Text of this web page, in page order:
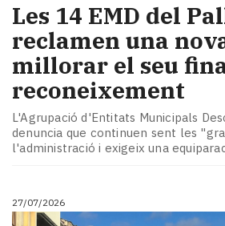
​Les 14 EMD del
reclamen una
millorar el seu
reconeixement
L'Agrupació d'Entitats Municipals
denuncia que continuen sent les
l'administració i exigeix una
27/07/2026